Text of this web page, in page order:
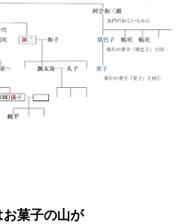
菓子の山が